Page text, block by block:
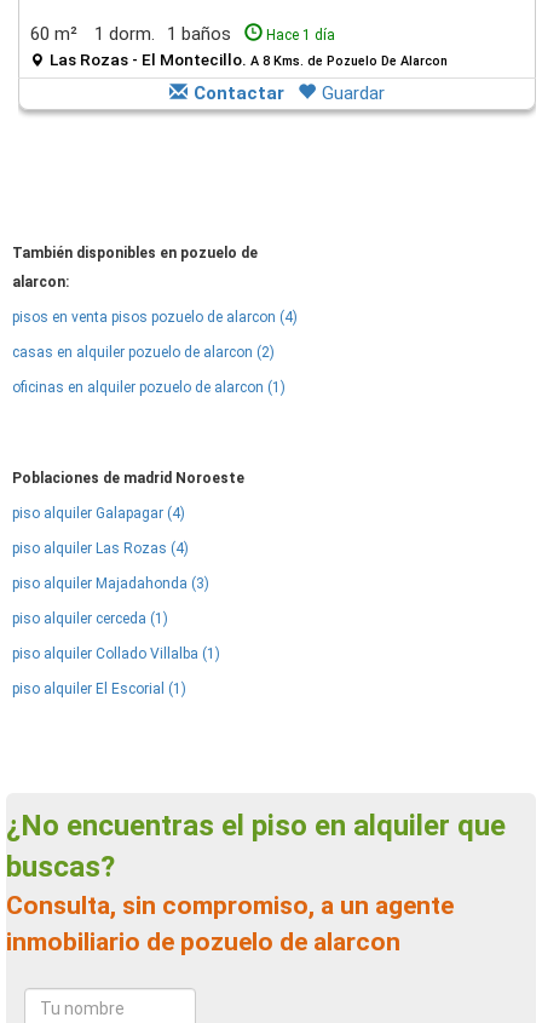
60 m² 1 dorm. 1 baños Hace 1 día
Las Rozas - El Montecillo. A 8 Kms. de Pozuelo De Alarcon
Contactar Guardar
También disponibles en pozuelo de
alarcon:
pisos en venta pisos pozuelo de alarcon (4)
casas en alquiler pozuelo de alarcon (2)
oficinas en alquiler pozuelo de alarcon (1)
Poblaciones de madrid Noroeste
piso alquiler Galapagar (4)
piso alquiler Las Rozas (4)
piso alquiler Majadahonda (3)
piso alquiler cerceda (1)
piso alquiler Collado Villalba (1)
piso alquiler El Escorial (1)
¿No encuentras el piso en alquiler que
buscas?
Consulta, sin compromiso, a un agente
inmobiliario de pozuelo de alarcon